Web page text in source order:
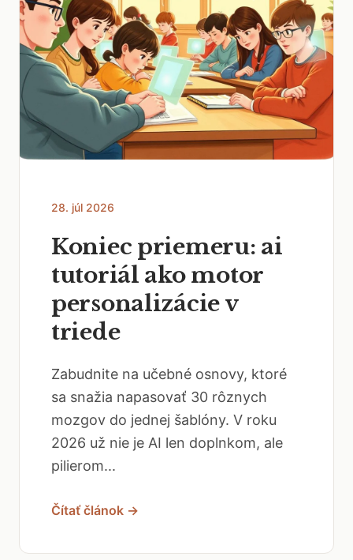
28. júl 2026
Koniec priemeru: ai
tutoriál ako motor
personalizácie v
triede
Zabudnite na učebné osnovy, ktoré
sa snažia napasovať 30 rôznych
mozgov do jednej šablóny. V roku
2026 už nie je AI len doplnkom, ale
pilierom...
Čítať článok →